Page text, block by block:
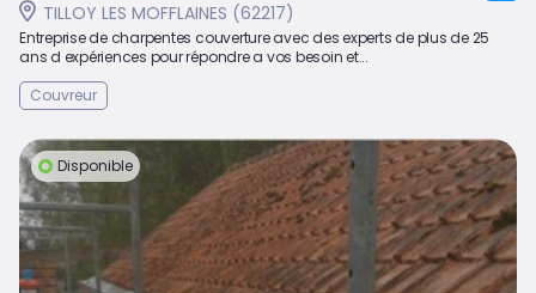
TILLOY LES MOFFLAINES (62217)
Entreprise de charpentes couverture avec des experts de plus de 25
ans d expériences pour répondre a vos besoin et...
Couvreur
Disponible